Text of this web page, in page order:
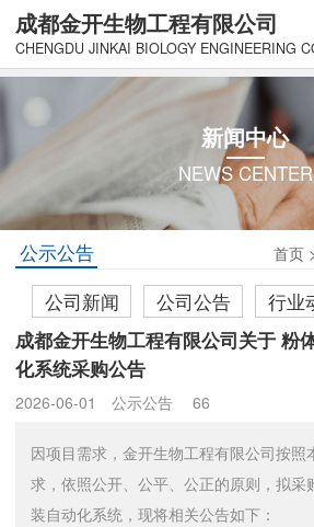
成都金开生物工程有限公司
CHENGDU JINKAI BIOLOGY ENGINEERING
新闻中心
NEWS CENTER
公示公告 首页
公司新闻 公司公告 行业
成都金开生物工程有限公司关于 粉
化系统采购公告
2026-06-01 公示公告 66
因项目需求，金开生物工程有限公司按照
求，依照公开、公平、公正的原则，拟采
装自动化系统，现将相关公告如下：